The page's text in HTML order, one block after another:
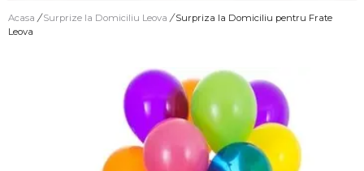
Acasa / Surprize la Domiciliu Leova / Surpriza la Domiciliu pentru Frate
Leova